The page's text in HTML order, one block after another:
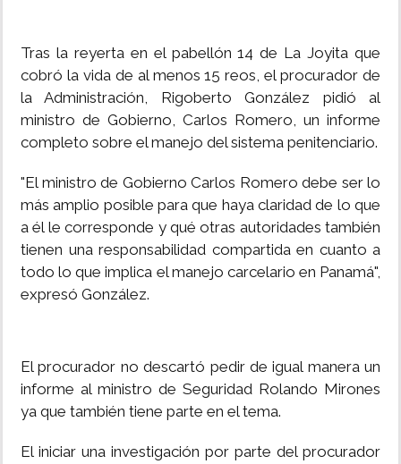
Tras la reyerta en el pabellón 14 de La Joyita que
cobró la vida de al menos 15 reos, el procurador de
la Administración, Rigoberto González pidió al
ministro de Gobierno, Carlos Romero, un informe
completo sobre el manejo del sistema penitenciario.
"El ministro de Gobierno Carlos Romero debe ser lo
más amplio posible para que haya claridad de lo que
a él le corresponde y qué otras autoridades también
tienen una responsabilidad compartida en cuanto a
todo lo que implica el manejo carcelario en Panamá",
expresó González.
El procurador no descartó pedir de igual manera un
informe al ministro de Seguridad Rolando Mirones
ya que también tiene parte en el tema.
El iniciar una investigación por parte del procurador